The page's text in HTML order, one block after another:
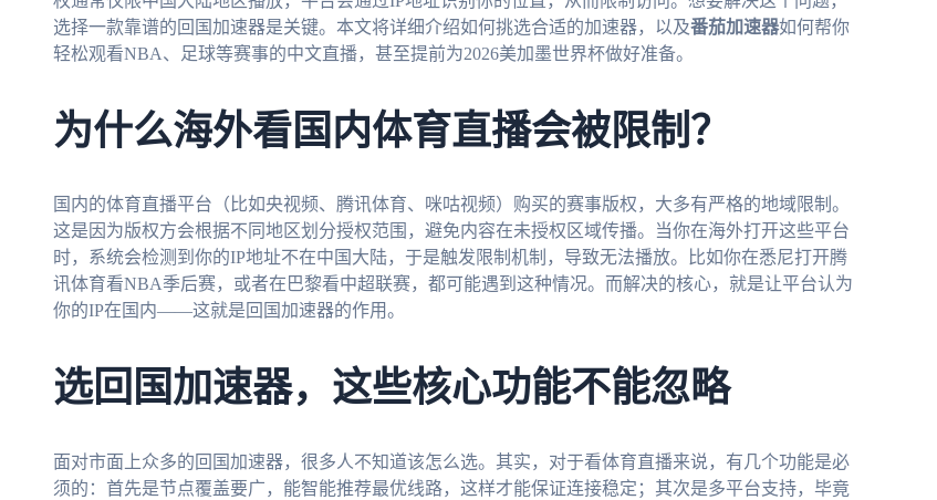
选择一款靠谱的回国加速器是关键。本文将详细介绍如何挑选合适的加速器，以及番茄加速器如何帮你
轻松观看NBA、足球等赛事的中文直播，甚至提前为2026美加墨世界杯做好准备。
为什么海外看国内体育直播会被限制？
国内的体育直播平台（比如央视频、腾讯体育、咪咕视频）购买的赛事版权，大多有严格的地域限制。
这是因为版权方会根据不同地区划分授权范围，避免内容在未授权区域传播。当你在海外打开这些平台
时，系统会检测到你的IP地址不在中国大陆，于是触发限制机制，导致无法播放。比如你在悉尼打开腾
讯体育看NBA季后赛，或者在巴黎看中超联赛，都可能遇到这种情况。而解决的核心，就是让平台认为
你的IP在国内——这就是回国加速器的作用。
选回国加速器，这些核心功能不能忽略
面对市面上众多的回国加速器，很多人不知道该怎么选。其实，对于看体育直播来说，有几个功能是必
须的：首先是节点覆盖要广，能智能推荐最优线路，这样才能保证连接稳定；其次是多平台支持，毕竟